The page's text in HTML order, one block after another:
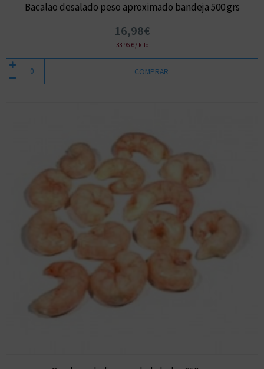
Bacalao desalado peso aproximado bandeja 500 grs
16,98€
33,96 € / kilo
COMPRAR